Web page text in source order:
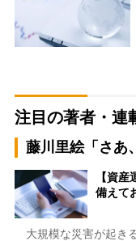
注目の著者・連
藤川里絵「さあ
【資
備えて
大規模な災害が起き